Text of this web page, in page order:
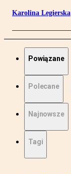
Karolina Legierska
Powiązane
Polecane
Najnowsze
Tagi